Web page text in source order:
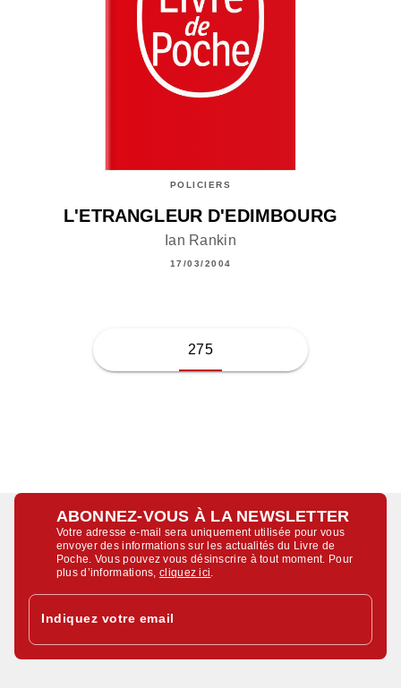
POLICIERS
L'ETRANGLEUR D'EDIMBOURG
Ian Rankin
17/03/2004
275
ABONNEZ-VOUS À LA NEWSLETTER
Votre adresse e-mail sera uniquement utilisée pour vous
envoyer des informations sur les actualités du Livre de
Poche. Vous pouvez vous désinscrire à tout moment. Pour
plus d’informations,cliquez ici
Indiquez votre email